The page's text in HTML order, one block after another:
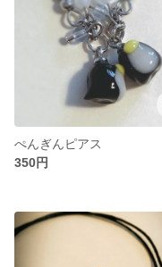
ぺんぎんピアス
350円